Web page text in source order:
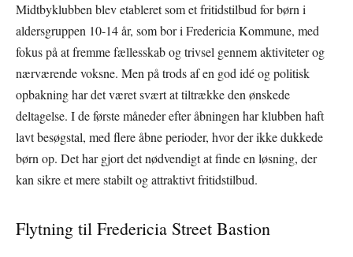
Midtbyklubben blev etableret som et fritidstilbud for børn i
aldersgruppen 10-14 år, som bor i Fredericia Kommune, med
fokus på at fremme fællesskab og trivsel gennem aktiviteter og
nærværende voksne. Men på trods af en god idé og politisk
opbakning har det været svært at tiltrække den ønskede
deltagelse. I de første måneder efter åbningen har klubben haft
lavt besøgstal, med flere åbne perioder, hvor der ikke dukkede
børn op. Det har gjort det nødvendigt at finde en løsning, der
kan sikre et mere stabilt og attraktivt fritidstilbud.
Flytning til Fredericia Street Bastion